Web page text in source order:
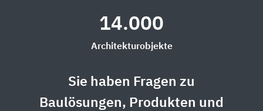
14.000
Architekturobjekte
Sie haben Fragen zu
Baulösungen, Produkten und